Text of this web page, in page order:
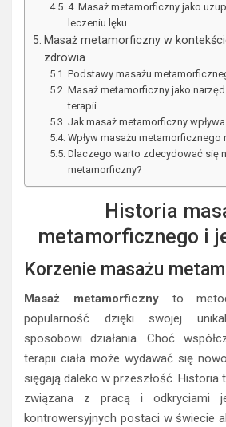
4. Masaż metamorficzny jako
leczeniu lęku
Masaż metamorficzny w
zdrowia
Podstawy masażu
Masaż metamorficzny jako
terapii
Jak masaż metamorficzny
Wpływ masażu metamorficznego
Dlaczego warto zdecydować się
metamorficzny?
Historia
metamorficznego i
Korzenie masażu
Masaż metamorficznyto
popularność dzięki swojej
sposobowi działania. Choć
terapii ciała może wydawać się
sięgają daleko w przeszłość. Historia
związana z pracą i odkryciami
kontrowersyjnych postaci w świecie